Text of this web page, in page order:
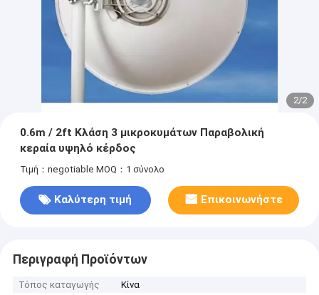
2/2
0.6m / 2ft Κλάση 3 μικροκυμάτων Παραβολική
κεραία υψηλό κέρδος
Τιμή：negotiable MOQ：1 σύνολο
Καλύτερη τιμή Επικοινωνήστε
Περιγραφή Προϊόντων
Τόπος καταγωγής
Κίνα